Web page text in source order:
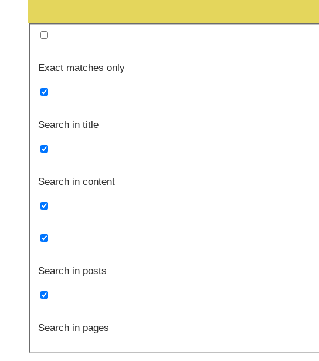
Exact matches only
Search in title
Search in content
Search in posts
Search in pages